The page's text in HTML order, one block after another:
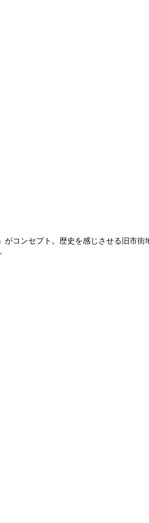
コンセプト。歴史を感じさせる旧市街